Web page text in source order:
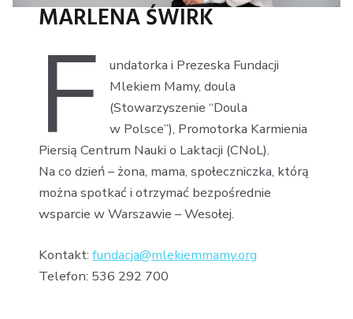
MARLENA ŚWIRK
f
undatorka i Prezeska Fundacji
Mlekiem Mamy, doula
(Stowarzyszenie “Doula
w Polsce”), Promotorka Karmienia
Piersią Centrum Nauki o Laktacji (CNoL).
Na co dzień – żona, mama, społeczniczka, którą
można spotkać i otrzymać bezpośrednie
wsparcie w Warszawie – Wesołej.
Kontakt:fundacja@mlekiemmamy.org
Telefon: 536 292 700